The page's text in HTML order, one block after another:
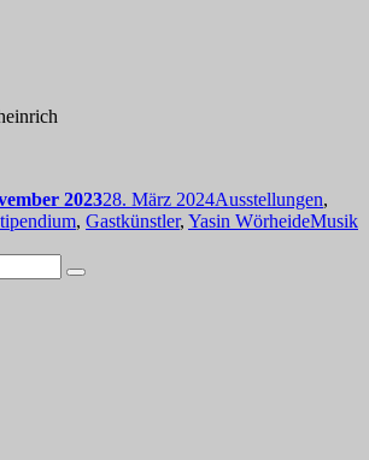
202328. März 2024Ausstellungen,
, Gastkünstler, Yasin WörheideMusik
Suchen